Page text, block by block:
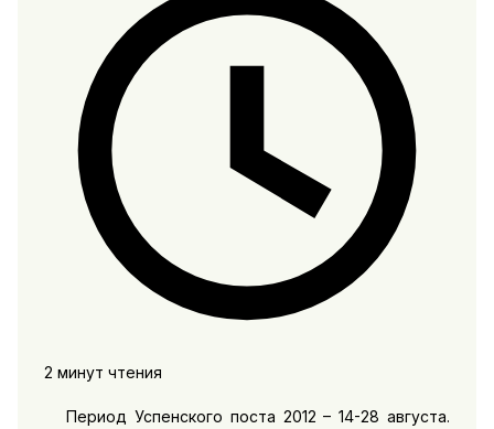
2 минут чтения
Период Успенского поста 2012 – 14-28 августа.